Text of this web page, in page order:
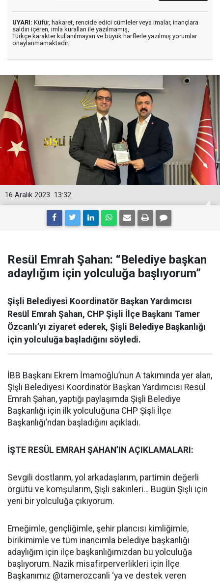
UYARI: Küfür, hakaret, rencide edici cümleler veya imalar, inançlara
saldırı içeren, imla kuralları ile yazılmamış,
Türkçe karakter kullanılmayan ve büyük harflerle yazılmış yorumlar
onaylanmamaktadır.
13:32
16 Aralık 2023
Resül Emrah Şahan: “Belediye başkan
adaylığım için yolculuğa başlıyorum”
Şişli Belediyesi Koordinatör Başkan Yardımcısı
Resül Emrah Şahan, CHP Şişli İlçe Başkanı Tamer
Özcanlı’yı ziyaret ederek, Şişli Belediye Başkanlığı
için yolculuğa başladığını söyledi.
İBB Başkanı Ekrem İmamoğlu’nun A takımında yer alan,
Şişli Belediyesi Koordinatör Başkan Yardımcısı Resül
Emrah Şahan, yaptığı paylaşımda Şişli Belediye
Başkanlığı için ilk yolculuğuna CHP Şişli İlçe
Başkanlığı’ndan başladığını açıkladı.
İŞTE RESÜL EMRAH ŞAHAN’IN AÇIKLAMALARI:
Sevgili dostlarım, yol arkadaşlarım, partimin değerli
örgütü ve komşularım, Şişli sakinleri… Bugün Şişli için
yeni bir yolculuğa çıkıyorum.
Emeğimle, gençliğimle, şehir plancısı kimliğimle,
birikimimle ve tüm inancımla belediye başkanlığı
adaylığım için ilçe başkanlığımızdan bu yolculuğa
başlıyorum. Nazik misafirperverlikleri için İlçe
Başkanımız @tamerozcanli ‘ya ve destek veren